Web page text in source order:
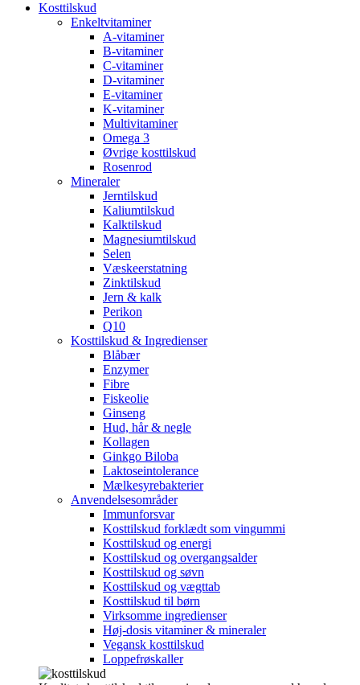
Kosttilskud
Enkeltvitaminer
A-vitaminer
B-vitaminer
C-vitaminer
D-vitaminer
E-vitaminer
K-vitaminer
Multivitaminer
Omega 3
Øvrige kosttilskud
Rosenrod
Mineraler
Jerntilskud
Kaliumtilskud
Kalktilskud
Magnesiumtilskud
Selen
Væskeerstatning
Zinktilskud
Jern & kalk
Perikon
Q10
Kosttilskud & Ingredienser
Blåbær
Enzymer
Fibre
Fiskeolie
Ginseng
Hud, hår & negle
Kollagen
Ginkgo Biloba
Laktoseintolerance
Mælkesyrebakterier
Anvendelsesområder
Immunforsvar
Kosttilskud forklædt som vingummi
Kosttilskud og energi
Kosttilskud og overgangsalder
Kosttilskud og søvn
Kosttilskud og vægttab
Kosttilskud til børn
Virksomme ingredienser
Høj-dosis vitaminer & mineraler
Vegansk kosttilskud
Loppefrøskaller